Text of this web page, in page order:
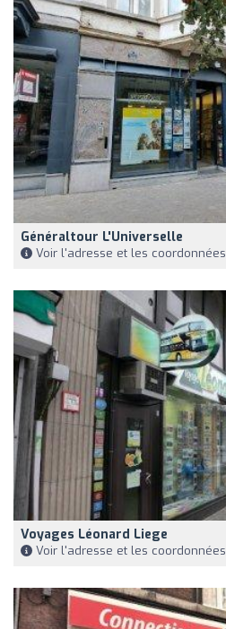
Généraltour L'Universelle
Voir l'adresse et les coordonnées
Voyages Léonard Liege
Voir l'adresse et les coordonnées